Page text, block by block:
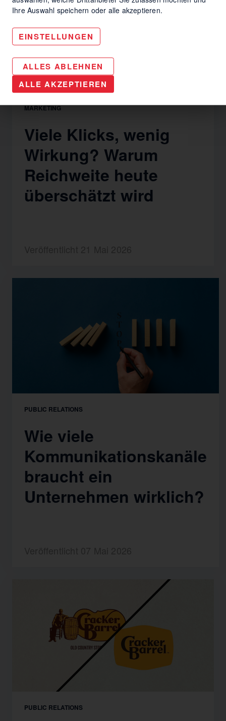
MARKETING
Viele Klicks, wenig
Wirkung? Warum
Reichweite heute
überschätzt wird
PUBLIC RELATIONS
Wie viele
Kommunikationskanäle
braucht ein
Unternehmen wirklich?
PUBLIC RELATIONS
Ihre Auswahl speichern oder alle akzeptieren.
EINSTELLUNGEN
ALLES ABLEHNEN
ALLE AKZEPTIEREN